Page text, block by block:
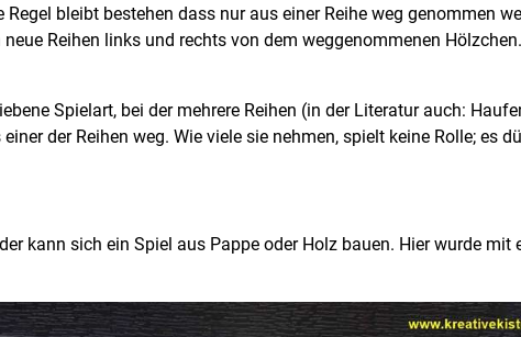
bleibt bestehen dass nur aus einer Reihe weg genommen
Reihen links und rechts von dem weggenommenen
Spielart, bei der mehrere Reihen (in der Literatur auch:
der Reihen weg. Wie viele sie nehmen, spielt keine Rolle; es
kann sich ein Spiel aus Pappe oder Holz bauen. Hier wurde